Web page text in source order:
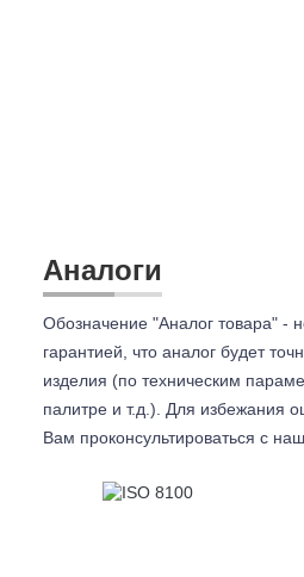
Аналоги
Обозначение "Аналог товара" -
гарантией, что аналог будет
изделия (по техническим
палитре и т.д.). Для избежания
Вам проконсультироваться с